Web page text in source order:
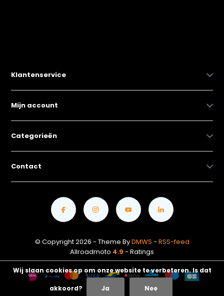
Klantenservice
Mijn account
Categorieën
Contact
© Copyright 2026 - Theme ByDMWS - RSS-feed
Allroadmoto 4.9 - Ratings
Wij slaan cookies op om onze website te verbeteren. Is dat
akkoord? Ja Nee